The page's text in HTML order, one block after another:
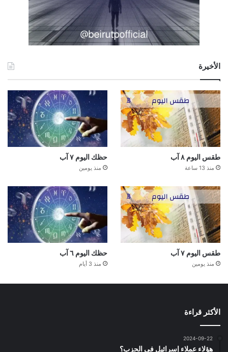
الأخيرة
طقس اليوم ٨ آب
منذ 13 ساعة
حظك اليوم ٧ آب
منذ يومين
طقس اليوم ٧ آب
منذ يومين
حظك اليوم ٦ آب
منذ 3 أيام
الأكثر قراءة
2024-09-22
هؤلاء عملاء إسرائيل في الحزب؟